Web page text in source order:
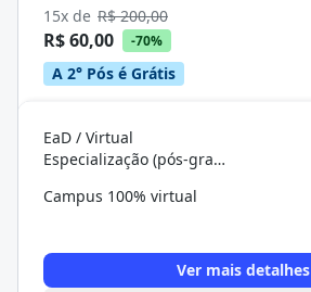
15x de R$ 200,00
R$ 60,00 -70%
A 2° Pós é Grátis
EaD / Virtual
Especialização (pós-graduação)
Campus 100% virtual
Ver mais detalhes